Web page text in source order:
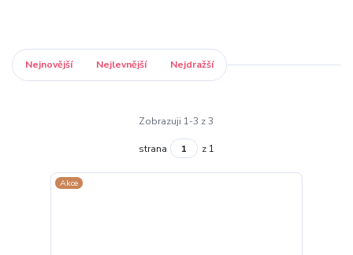
Nejnovější Nejlevnější Nejdražší
Zobrazuji 1-3 z 3
strana z 1
Akce